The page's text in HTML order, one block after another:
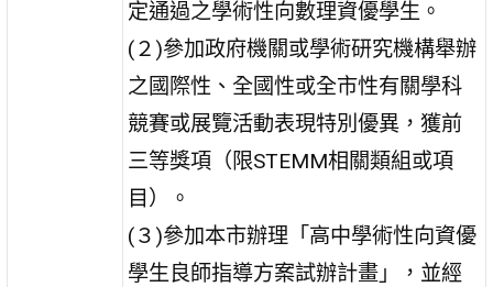
定通過之學術性向數理資優學生。
(２)參加政府機關或學術研究機構舉辦
之國際性、全國性或全市性有關學科
競賽或展覽活動表現特別優異，獲前
三等獎項（限STEMM相關類組或項
目）。
(３)參加本市辦理「高中學術性向資優
學生良師指導方案試辦計畫」，並經